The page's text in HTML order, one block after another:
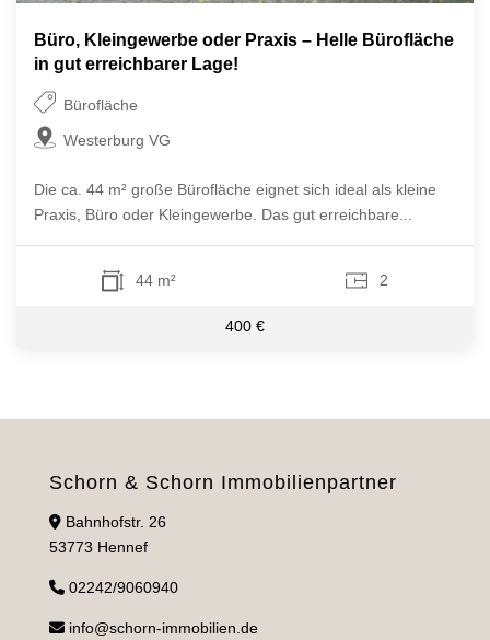
Büro, Kleingewerbe oder Praxis – Helle Bürofläche
in gut erreichbarer Lage!
Bürofläche
Westerburg VG
Die ca. 44 m² große Bürofläche eignet sich ideal als kleine
Praxis, Büro oder Kleingewerbe. Das gut erreichbare...
44 m² 2
400 €
Schorn & Schorn Immobilienpartner
Bahnhofstr. 26
53773 Hennef
02242/9060940
info@schorn-immobilien.de